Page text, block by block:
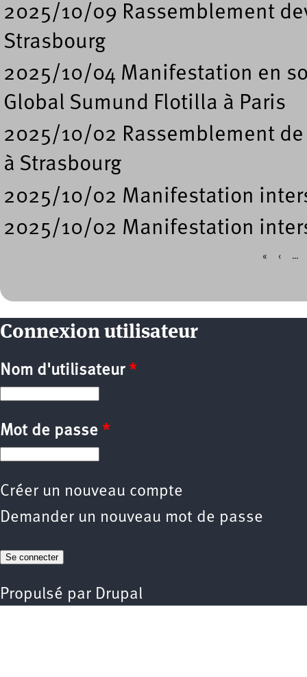
2025/10/09 Rassemblement
Strasbourg
2025/10/04 Manifestation en
Global Sumund Flotilla à Paris
2025/10/02 Rassemblement
à Strasbourg
2025/10/02 Manifestation
2025/10/02 Manifestation
« ‹ …
Connexion utilisateur
Nom d'utilisateur *
Mot de passe *
Créer un nouveau compte
Demander un nouveau mot de passe
Propulsé par Drupal